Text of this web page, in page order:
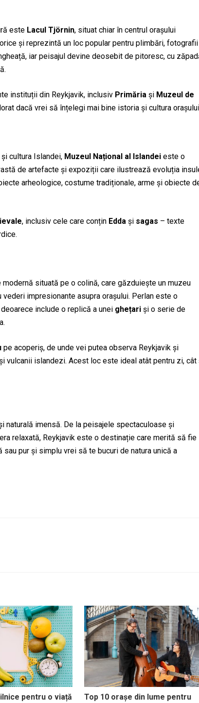
este Lacul Tjörnin, situat chiar în centrul orașului
și reprezintă un loc popular pentru plimbări,
iar peisajul devine deosebit de pitoresc, cu
instituții din Reykjavik, inclusiv Primăria și Muzeul de
dacă vrei să înțelegi mai bine istoria și cultura
cultura Islandei, Muzeul Național al Islandei este o
de artefacte și expoziții care ilustrează evoluția
arheologice, costume tradiționale, arme și obiecte
, inclusiv cele care conțin Edda și sagas – texte
modernă situată pe o colină, care găzduiește un muzeu
impresionante asupra orașului. Perlan este o
include o replică a unei ghețari și o serie de
pe acoperiș, de unde vei putea observa Reykjavik și
vulcanii islandezi. Acest loc este ideal atât pentru zi, cât
naturală imensă. De la peisajele spectaculoase și
relaxată, Reykjavik este o destinație care merită să fie
pur și simplu vrei să te bucuri de natura unică a
pentru o viață
Top 10 orașe din lume pentru